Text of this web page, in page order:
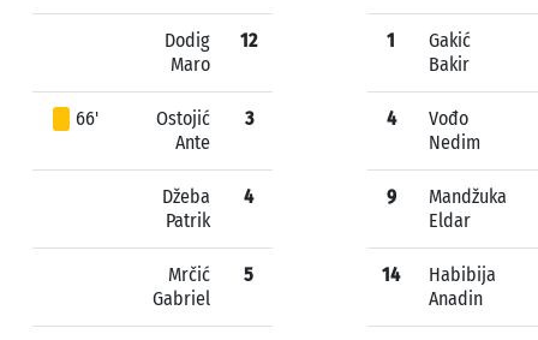
Dodig
Maro
12
66'
Ostojić
Ante
3
Džeba
Patrik
4
Mrčić
Gabriel
5
1
Gakić
Bakir
4
Vođo
Nedim
9
Mandžuka
Eldar
14
Habibija
Anadin